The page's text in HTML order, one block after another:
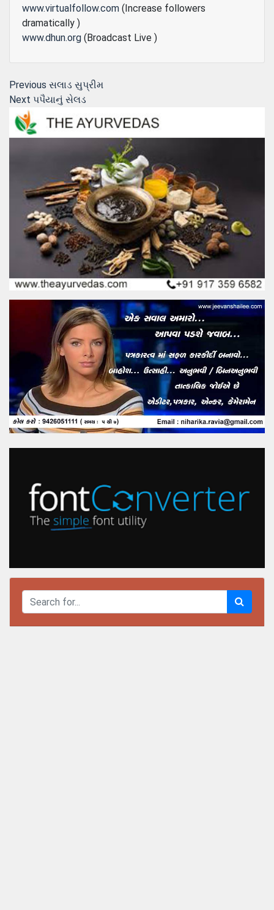
www.virtualfollow.com (Increase followers
dramatically )
www.dhun.org (Broadcast Live )
Post
navigation
Previous Previous
post:
સલાડ સુપ્રીમ
Next Next
પપૈયાનું સેલડ